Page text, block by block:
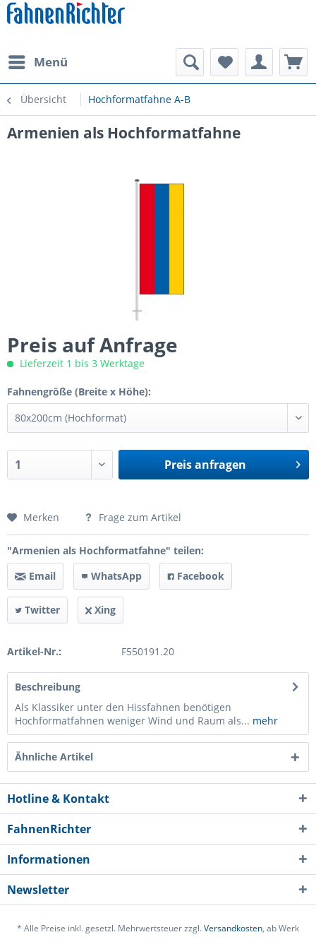
Menü
Übersicht Hochformatfahne A-B
Armenien als Hochformatfahne
Preis auf Anfrage
Lieferzeit 1 bis 3 Werktage
Fahnengröße (Breite x Höhe):
Preis anfragen
Preis anfragen
Merken Frage zum Artikel
"Armenien als Hochformatfahne" teilen:
Email
WhatsApp Facebook
Twitter Xing
Artikel-Nr.: F550191.20
Beschreibung
Als Klassiker unter den Hissfahnen benötigen
Hochformatfahnen weniger Wind und Raum als... mehr
Ähnliche Artikel
Hotline & Kontakt
FahnenRichter
Informationen
Newsletter
* Alle Preise inkl. gesetzl. Mehrwertsteuer zzgl.Versandkosten, ab Werk